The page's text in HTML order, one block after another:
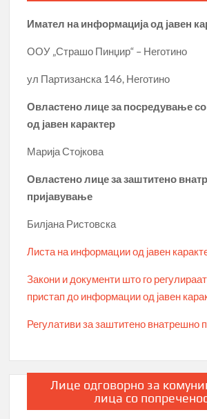
Имател на информација од јавен
ООУ „Страшо Пинџир“ – Неготино
ул Партизанска 146, Неготино
Овластено лице за посредување
од јавен карактер
Марија Стојкова
Овластено лице за заштитено
пријавување
Билјана Ристовска
Листа на информации од јавен
Закони и документи што го
пристап до информации од јавен
Регулативи за заштитено внатрешно
Лице одговорно за
лица со